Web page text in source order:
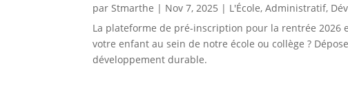
par Stmarthe | Nov 7, 2025 | L'École,Administratif,
La plateforme de pré-inscription pour la rentrée 2026
votre enfant au sein de notre école ou collège ?
développement durable.